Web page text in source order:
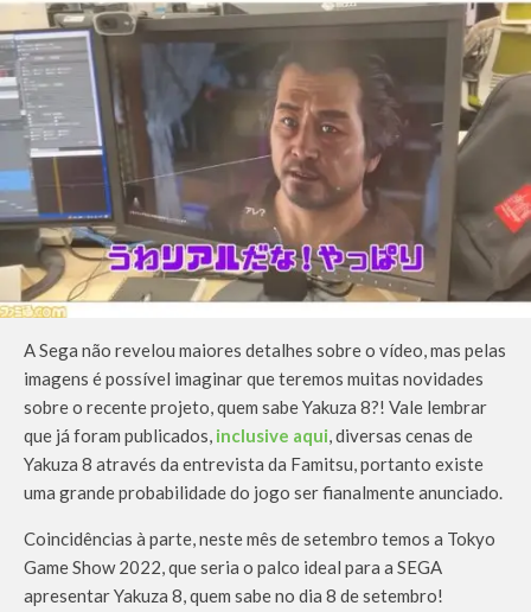
A Sega não revelou maiores detalhes sobre o vídeo, mas pelas
imagens é possível imaginar que teremos muitas novidades
sobre o recente projeto, quem sabe Yakuza 8?! Vale lembrar
que já foram publicados, inclusive aqui, diversas cenas de
Yakuza 8 através da entrevista da Famitsu, portanto existe
uma grande probabilidade do jogo ser fianalmente anunciado.
Coincidências à parte, neste mês de setembro temos a Tokyo
Game Show 2022, que seria o palco ideal para a SEGA
apresentar Yakuza 8, quem sabe no dia 8 de setembro!